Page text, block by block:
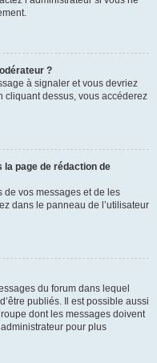
?
à signaler et vous devriez
cliquant dessus, vous accéderez
la page de rédaction de
de vos messages et de les
dans le panneau de l’utilisateur
du forum dans lequel
publiés. Il est possible aussi
dont les messages doivent
pour plus